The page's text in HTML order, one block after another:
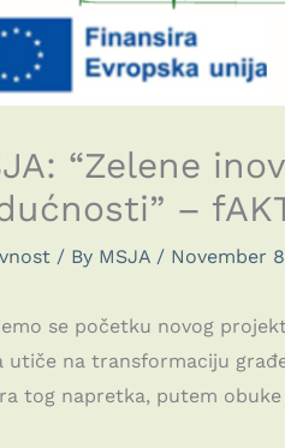
“Zelene
–
/ By MSJA / November
se početku novog
utiče na transformaciju
tog napretka, putem